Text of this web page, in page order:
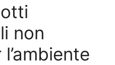
non